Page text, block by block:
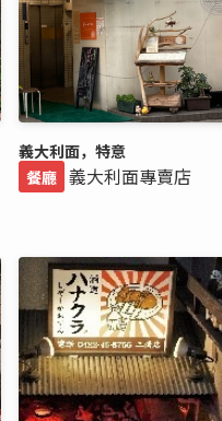
義大利面，特意
餐廳 義大利面專賣店